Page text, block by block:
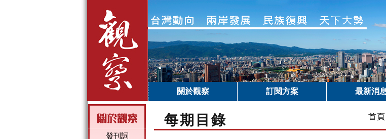
關於觀察 訂閱方案 最新消
發刊詞
每期目錄 首頁